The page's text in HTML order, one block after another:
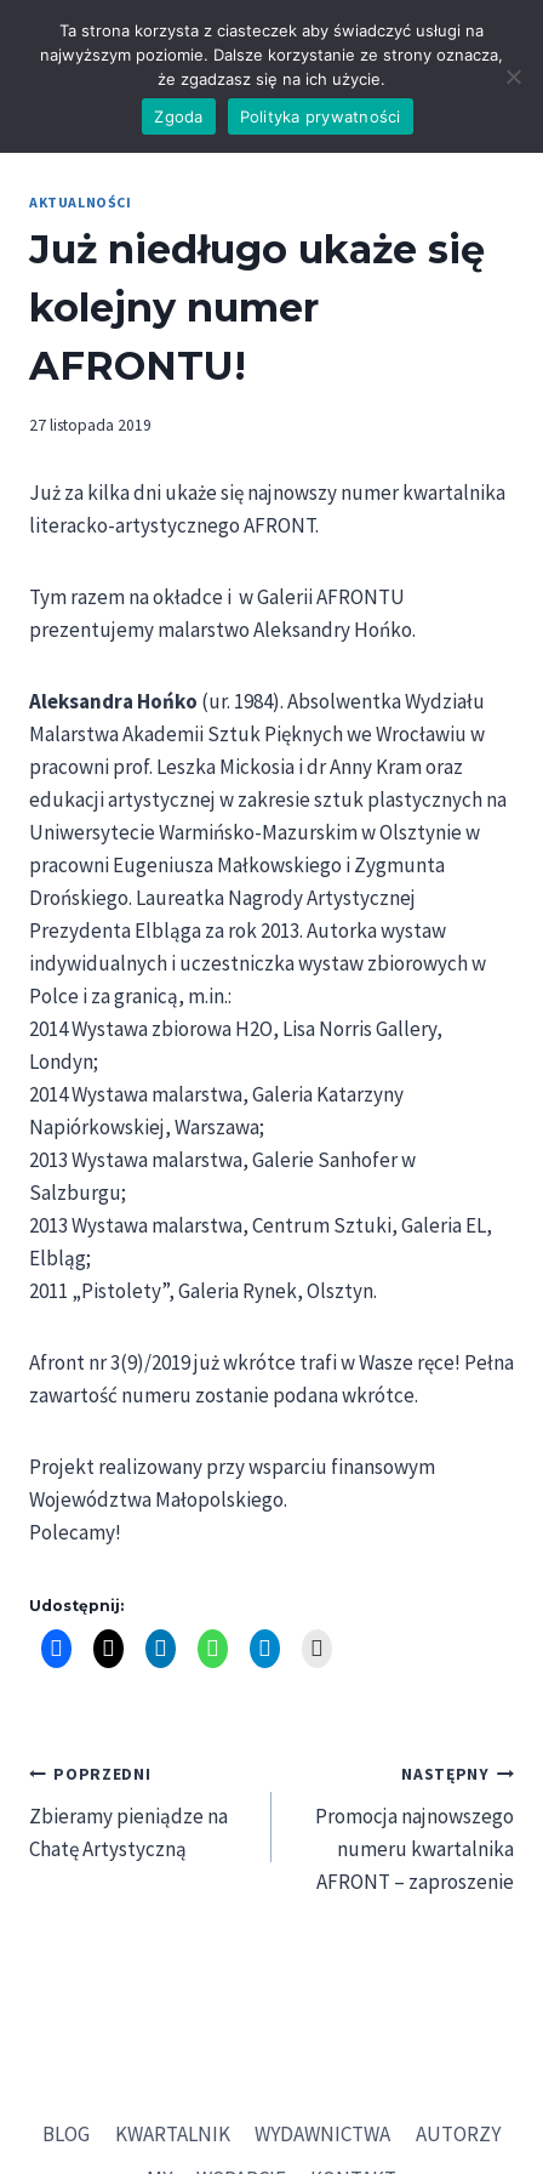
AKTUALNOŚCI
Już niedługo ukaże się
kolejny numer
AFRONTU!
27 listopada 2019
Już za kilka dni ukaże się najnowszy numer kwartalnika
literacko-artystycznego AFRONT.
Tym razem na okładce i w Galerii AFRONTU
prezentujemy malarstwo Aleksandry Hońko.
Aleksandra Hońko (ur. 1984). Absolwentka Wydziału
Malarstwa Akademii Sztuk Pięknych we Wrocławiu w
pracowni prof. Leszka Mickosia i dr Anny Kram oraz
edukacji artystycznej w zakresie sztuk plastycznych na
Uniwersytecie Warmińsko-Mazurskim w Olsztynie w
pracowni Eugeniusza Małkowskiego i Zygmunta
Drońskiego. Laureatka Nagrody Artystycznej
Prezydenta Elbląga za rok 2013. Autorka wystaw
indywidualnych i uczestniczka wystaw zbiorowych w
Polce i za granicą, m.in.:
2014 Wystawa zbiorowa H2O, Lisa Norris Gallery,
Londyn;
2014 Wystawa malarstwa, Galeria Katarzyny
Napiórkowskiej, Warszawa;
2013 Wystawa malarstwa, Galerie Sanhofer w
Salzburgu;
2013 Wystawa malarstwa, Centrum Sztuki, Galeria EL,
Elbląg;
2011 „Pistolety”, Galeria Rynek, Olsztyn.
Afront nr 3(9)/2019 już wkrótce trafi w Wasze ręce! Pełna
zawartość numeru zostanie podana wkrótce.
Projekt realizowany przy wsparciu finansowym
Województwa Małopolskiego.
Polecamy!
Udostępnij:
Nawigacja
wpisu
POPRZEDNI
Zbieramy pieniądze na
Chatę Artystyczną
NASTĘPNY
Promocja najnowszego
numeru kwartalnika
AFRONT – zaproszenie
BLOG KWARTALNIK WYDAWNICTWA
AUTORZY
Ta strona korzysta z ciasteczek aby świadczyć usługi na
najwyższym poziomie. Dalsze korzystanie ze strony oznacza,
że zgadzasz się na ich użycie.
Zgoda
Polityka prywatności